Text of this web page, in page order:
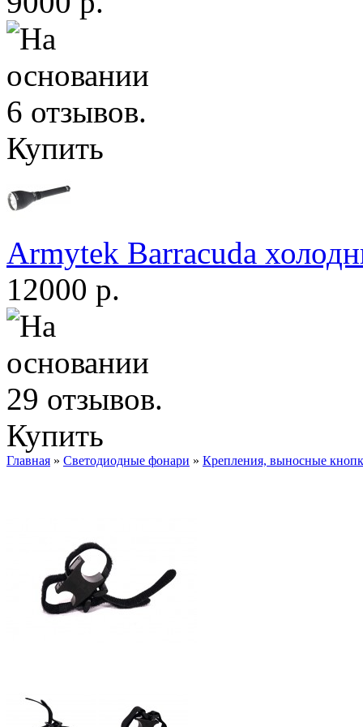
Купить
Armytek Barracuda
12000 р.
Купить
Главная » Светодиодные фонари » Крепления, выносные